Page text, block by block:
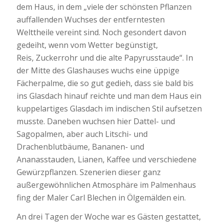
dem Haus, in dem „viele der schönsten Pflanzen
auffallenden Wuchses der entferntesten
Welttheile vereint sind. Noch gesondert davon
gedeiht, wenn vom Wetter begünstigt,
Reis, Zuckerrohr und die alte Papyrusstaude“. In
der Mitte des Glashauses wuchs eine üppige
Fächerpalme, die so gut gedieh, dass sie bald bis
ins Glasdach hinauf reichte und man dem Haus ein
kuppelartiges Glasdach im indischen Stil aufsetzen
musste. Daneben wuchsen hier Dattel- und
Sagopalmen, aber auch Litschi- und
Drachenblutbäume, Bananen- und
Ananasstauden, Lianen, Kaffee und verschiedene
Gewürzpflanzen. Szenerien dieser ganz
außergewöhnlichen Atmosphäre im Palmenhaus
fing der Maler Carl Blechen in Ölgemälden ein.
An drei Tagen der Woche war es Gästen gestattet,